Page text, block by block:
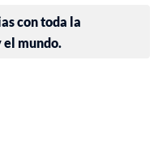
con toda la
mundo.